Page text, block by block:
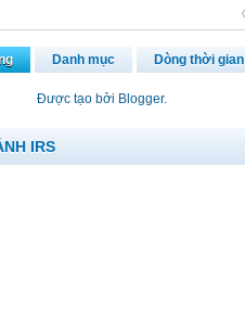
Danh mục Dòng thời gian
Được tạo bởi Blogger.
IRS